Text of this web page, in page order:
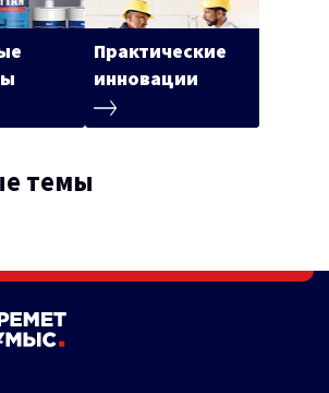
Практические
инновации
темы